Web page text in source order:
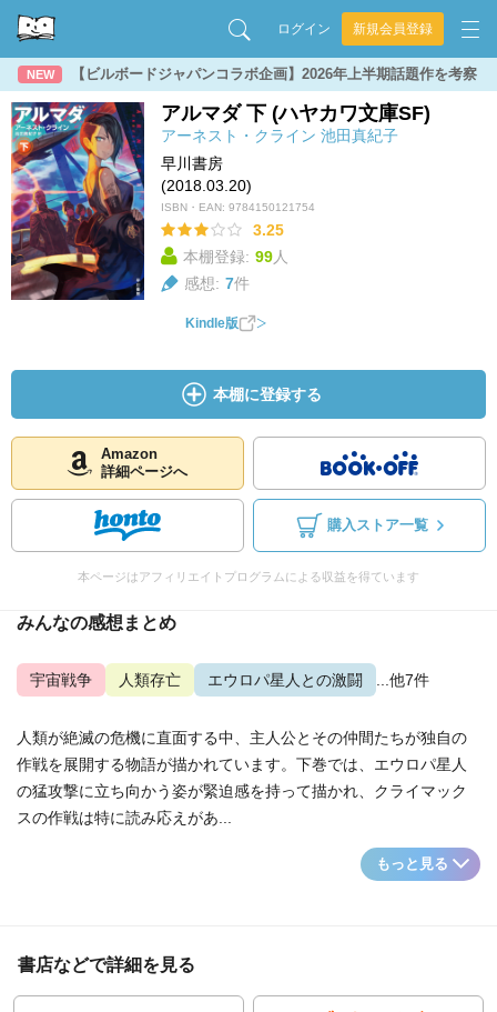
ログイン 新規会員登録
NEW 【ビルボードジャパンコラボ企画】2026年上半期話題作を考察
アルマダ 下 (ハヤカワ文庫SF)
アーネスト・クライン 池田真紀子
早川書房
(2018.03.20)
ISBN・EAN: 9784150121754
3.25
本棚登録: 99人
感想: 7件
Kindle版
本棚に登録する
Amazon
詳細ページへ
購入ストア一覧
本ページはアフィリエイトプログラムによる収益を得ています
みんなの感想まとめ
宇宙戦争 人類存亡 エウロパ星人との激闘 ...他7件
人類が絶滅の危機に直面する中、主人公とその仲間たちが独自の
作戦を展開する物語が描かれています。下巻では、エウロパ星人
の猛攻撃に立ち向かう姿が緊迫感を持って描かれ、クライマック
スの作戦は特に読み応えがあ...
もっと見る
書店などで詳細を見る